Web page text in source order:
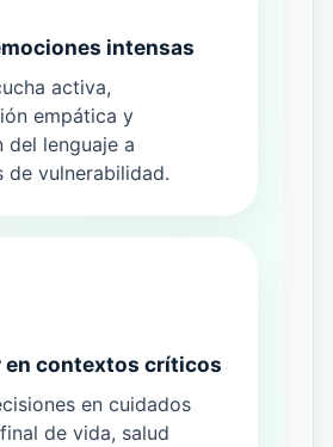
intensas
activa,
empática y
del lenguaje a
de vulnerabilidad.
en contextos críticos
en cuidados
de vida, salud